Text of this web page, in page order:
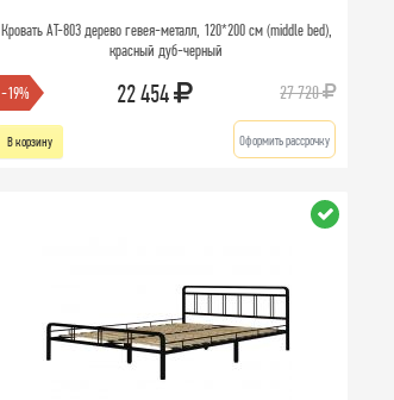
Кровать AT-803 дерево гевея-металл, 120*200 см (middle bed),
красный дуб-черный
-19% 22 454 27 720
В корзину Оформить рассрочку